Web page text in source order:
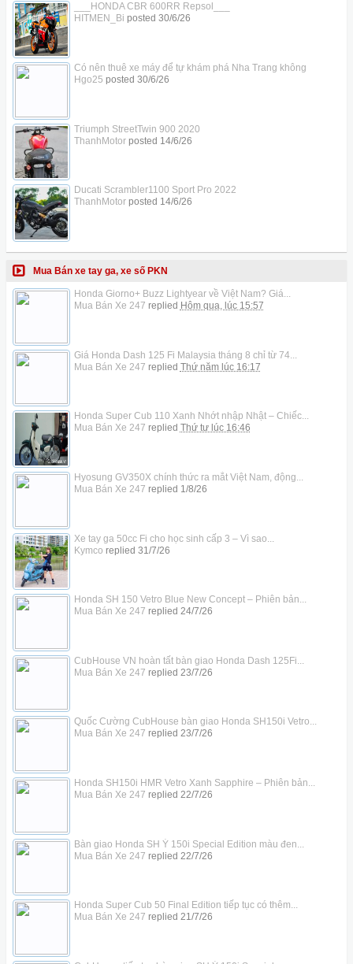
___HONDA CBR 600RR Repsol___
HITMEN_Bi posted 30/6/26
Có nên thuê xe máy để tự khám phá Nha Trang không
Hgo25 posted 30/6/26
Triumph StreetTwin 900 2020
ThanhMotorposted 14/6/26
Ducati Scrambler1100 Sport Pro 2022
ThanhMotorposted 14/6/26
Mua Bán xe tay ga, xe số PKN
Honda Giorno+ Buzz Lightyear về Việt Nam? Giá...
Mua Bán Xe 247 replied Hôm qua, lúc 15:57
Giá Honda Dash 125 Fi Malaysia tháng 8 chỉ từ 74...
Mua Bán Xe 247 replied Thứ năm lúc 16:17
Honda Super Cub 110 Xanh Nhớt nhập Nhật – Chiếc...
Mua Bán Xe 247 replied Thứ tư lúc 16:46
Hyosung GV350X chính thức ra mắt Việt Nam, động...
Mua Bán Xe 247 replied 1/8/26
Xe tay ga 50cc Fi cho học sinh cấp 3 – Vì sao...
Kymco replied 31/7/26
Honda SH 150 Vetro Blue New Concept – Phiên bản...
Mua Bán Xe 247 replied 24/7/26
CubHouse VN hoàn tất bàn giao Honda Dash 125Fi...
Mua Bán Xe 247 replied 23/7/26
Quốc Cường CubHouse bàn giao Honda SH150i Vetro...
Mua Bán Xe 247 replied 23/7/26
Honda SH150i HMR Vetro Xanh Sapphire – Phiên bản...
Mua Bán Xe 247 replied 22/7/26
Bàn giao Honda SH Ý 150i Special Edition màu đen...
Mua Bán Xe 247 replied 22/7/26
Honda Super Cub 50 Final Edition tiếp tục có thêm...
Mua Bán Xe 247 replied 21/7/26